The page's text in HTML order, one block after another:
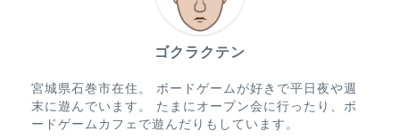
ゴクラクテン
宮城県石巻市在住。 ボードゲームが好きで平日夜や週
末に遊んでいます。 たまにオープン会に行ったり、ボ
ードゲームカフェで遊んだりもしています。